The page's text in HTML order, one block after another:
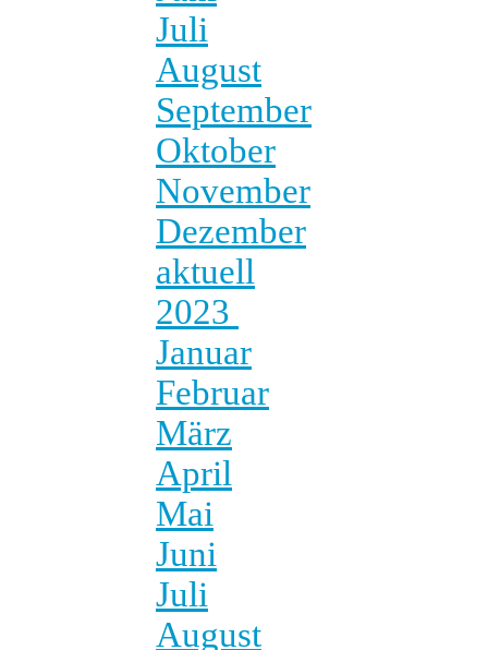
Juli
August
September
Oktober
November
Dezember
aktuell
2023
Januar
Februar
März
April
Mai
Juni
Juli
August